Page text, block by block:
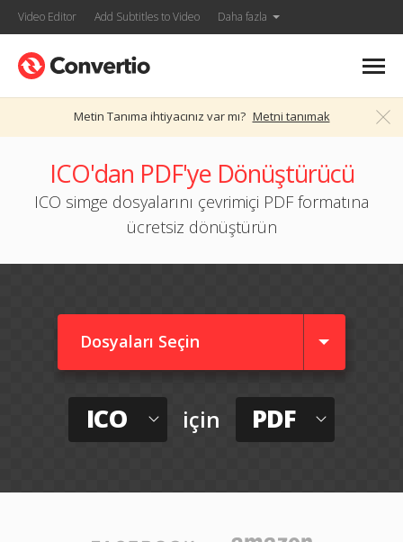
Video Editor Add Subtitles to Video Daha fazla
Metin Tanıma ihtiyacınız var mı? Metni tanımak
ICO'dan PDF'ye Dönüştürücü
ICO simge dosyalarını çevrimiçi PDF formatına
ücretsiz dönüştürün
Dosyaları Seçin
ICO için PDF